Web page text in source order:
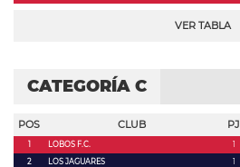
VER TABLA
CATEGORÍA C
POS CLUB PJ
1 LOBOS F.C. 1
2
LOS JAGUARES 1